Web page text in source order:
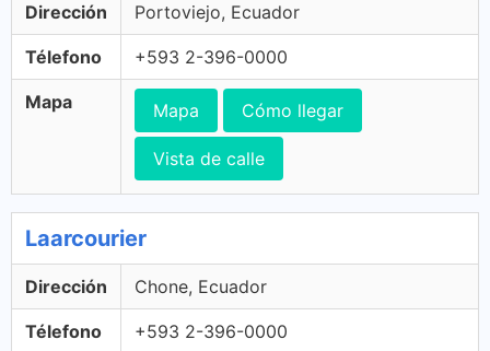
Dirección Portoviejo, Ecuador
Télefono +593 2-396-0000
Mapa Mapa Cómo llegar
Vista de calle
Laarcourier
Dirección Chone, Ecuador
Télefono +593 2-396-0000